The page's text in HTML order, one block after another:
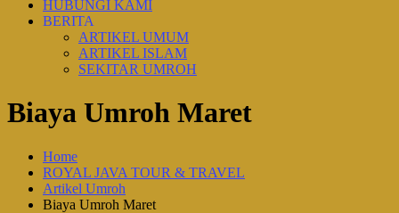
HUBUNGI KAMI
BERITA
ARTIKEL UMUM
ARTIKEL ISLAM
SEKITAR UMROH
Biaya Umroh Maret
Home
ROYAL JAVA TOUR & TRAVEL
Artikel Umroh
Biaya Umroh Maret